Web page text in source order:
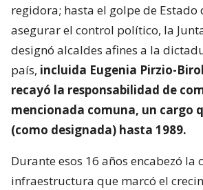
regidora; hasta el golpe de Estado
asegurar el control político, la
designó alcaldes afines a la
país, incluida Eugenia Pirzio-
recayó la responsabilidad de
mencionada comuna, un cargo
(como designada) hasta 1989.
Durante esos 16 años encabezó la
infraestructura que marcó el